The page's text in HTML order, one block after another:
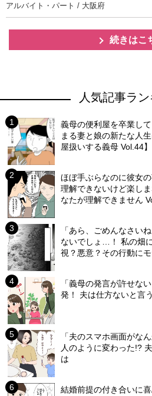
アルバイト・パート / 大阪府
続きはこ
人気記事ラ
義母の便利屋を卒業し
まる妻と娘の新たな人
屋扱いする義母 Vol.44】
ほぼ手ぶらなのに彼女
理解できないけど楽し
なたが理解できません
「あら、ごめんなさい
ないでしょ…！ 私の畑
視？悪意？その行動に
「義母の発言が許せな
発！ 夫は仕方ないと言
「夫のスマホ画面がな
人のように変わった!?
は
結婚前提の付き合いに